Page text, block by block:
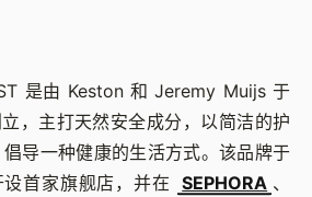
是由 Keston 和 Jeremy Muijs 于
，主打天然安全成分，以简洁的护
导一种健康的生活方式。该品牌于
首家旗舰店，并在
SEPHORA 、